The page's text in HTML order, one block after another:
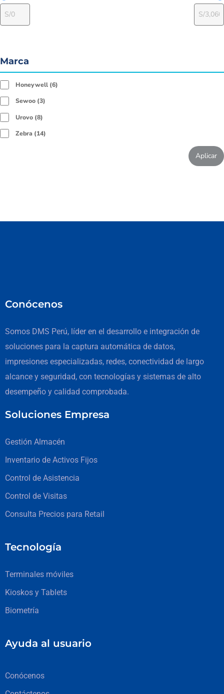
Marca
Honeywell 6
Sewoo 3
Urovo 8
Zebra 14
Aplicar
Conócenos
Somos DMS Perú, líder en el desarrollo e integración de
soluciones para la captura automática de datos,
impresiones especializadas, redes, conectividad de largo
alcance y seguridad, con tecnologías y sistemas de alto
desempeño y calidad comprobada.
Soluciones Empresa
Gestión Almacén
Inventario de Activos Fijos
Control de Asistencia
Control de Visitas
Consulta Precios para Retail
Tecnología
Terminales móviles
Kioskos y Tablets
Biometría
Ayuda al usuario
Conócenos